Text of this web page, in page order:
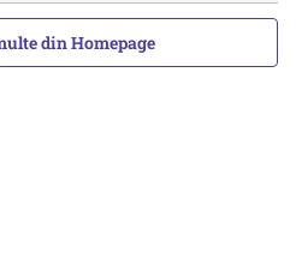
din Homepage